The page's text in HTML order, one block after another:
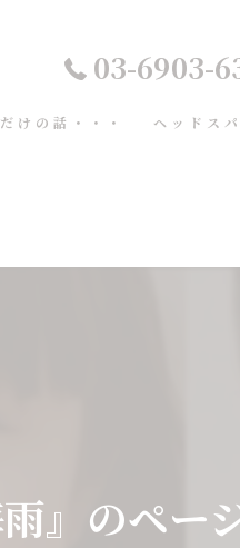
03-6903-
けの話・・・ ヘッドス
』のペー